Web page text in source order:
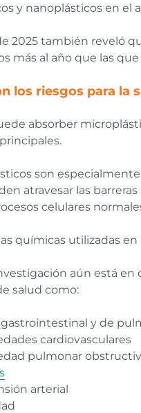
y nanoplásticos en el
2025 también reveló
más al año que las
los riesgos para la
absorber
son
atravesar las
celulares
químicas utilizadas
aún está en
salud como:
y de
cardiovasculares
pulmonar
arterial